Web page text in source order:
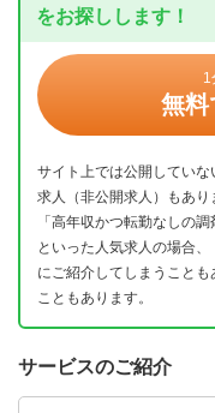
をお探しします！
1
無料
サイト上では公開していな
求人（非公開求人）もあり
「高年収かつ転勤なしの
といった人気求人の場合
にご紹介してしまうこと
こともあります。
サービスのご紹介